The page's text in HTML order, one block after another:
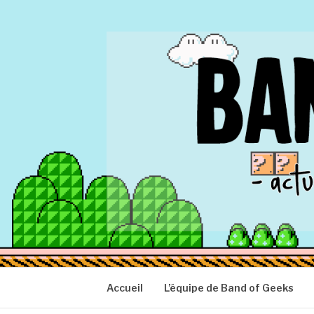
BAND OF
Actu Geek d'hier et d'aujourd'hui
Accueil L’équipe de Band of Geeks